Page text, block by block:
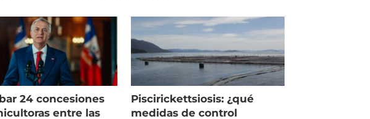
24 concesiones
entre las
Piscirickettsiosis: ¿qué
medidas de control